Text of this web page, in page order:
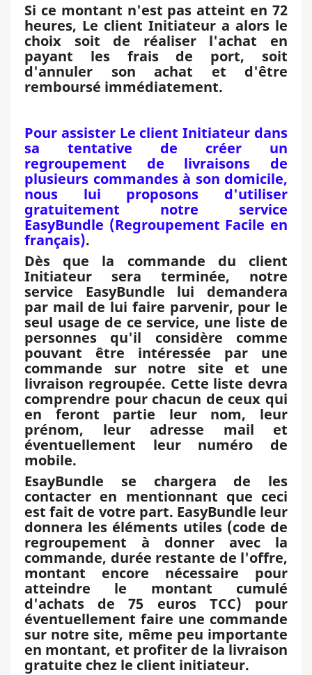
Si ce montant n'est pas atteint en 72
heures, Le client Initiateur a alors le
choix soit de réaliser l'achat en
payant les frais de port, soit
d'annuler son achat et d'être
remboursé immédiatement.
Pour assister Le client Initiateur dans
sa tentative de créer un
regroupement de livraisons de
plusieurs commandes à son domicile,
nous lui proposons d'utiliser
gratuitement notre service
EasyBundle (Regroupement Facile en
français).
Dès que la commande du client
Initiateur sera terminée, notre
service EasyBundle lui demandera
par mail de lui faire parvenir, pour le
seul usage de ce service, une liste de
personnes qu'il considère comme
pouvant être intéressée par une
commande sur notre site et une
livraison regroupée. Cette liste devra
comprendre pour chacun de ceux qui
en feront partie leur nom, leur
prénom, leur adresse mail et
éventuellement leur numéro de
mobile.
EsayBundle se chargera de les
contacter en mentionnant que ceci
est fait de votre part. EasyBundle leur
donnera les éléments utiles (code de
regroupement à donner avec la
commande, durée restante de l'offre,
montant encore nécessaire pour
atteindre le montant cumulé
d'achats de 75 euros TCC) pour
éventuellement faire une commande
sur notre site, même peu importante
en montant, et profiter de la livraison
gratuite chez le client initiateur.